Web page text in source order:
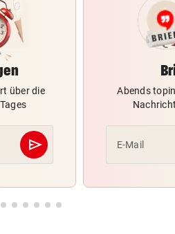
über die
send
Abschicken
Abends
E-Mail